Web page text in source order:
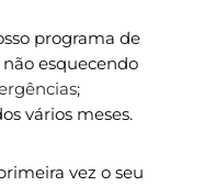
programa de
esquecendo
;
vários meses.
vez o seu